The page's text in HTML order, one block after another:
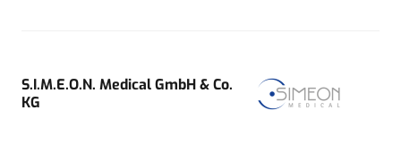
S.I.M.E.O.N. Medical GmbH & Co.
KG